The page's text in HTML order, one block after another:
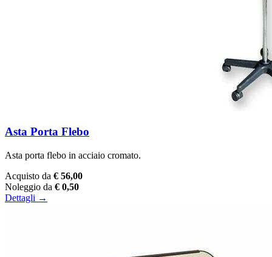
Asta Porta Flebo
Asta porta flebo in acciaio cromato.
Acquisto da € 56,00
Noleggio da € 0,50
Dettagli →